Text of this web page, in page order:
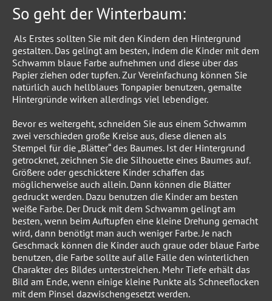
So geht der Winterbaum:
Als Erstes sollten Sie mit den Kindern den Hintergrund
gestalten. Das gelingt am besten, indem die Kinder mit dem
Schwamm blaue Farbe aufnehmen und diese über das
Papier ziehen oder tupfen. Zur Vereinfachung können Sie
natürlich auch hellblaues Tonpapier benutzen, gemalte
Hintergründe wirken allerdings viel lebendiger.
Bevor es weitergeht, schneiden Sie aus einem Schwamm
zwei verschieden große Kreise aus, diese dienen als
Stempel für die „Blätter“ des Baumes. Ist der Hintergrund
getrocknet, zeichnen Sie die Silhouette eines Baumes auf.
Größere oder geschicktere Kinder schaffen das
möglicherweise auch allein. Dann können die Blätter
gedruckt werden. Dazu benutzen die Kinder am besten
weiße Farbe. Der Druck mit dem Schwamm gelingt am
besten, wenn beim Auftupfen eine kleine Drehung gemacht
wird, dann benötigt man auch weniger Farbe. Je nach
Geschmack können die Kinder auch graue oder blaue Farbe
benutzen, die Farbe sollte auf alle Fälle den winterlichen
Charakter des Bildes unterstreichen. Mehr Tiefe erhält das
Bild am Ende, wenn einige kleine Punkte als Schneeflocken
mit dem Pinsel dazwischengesetzt werden.